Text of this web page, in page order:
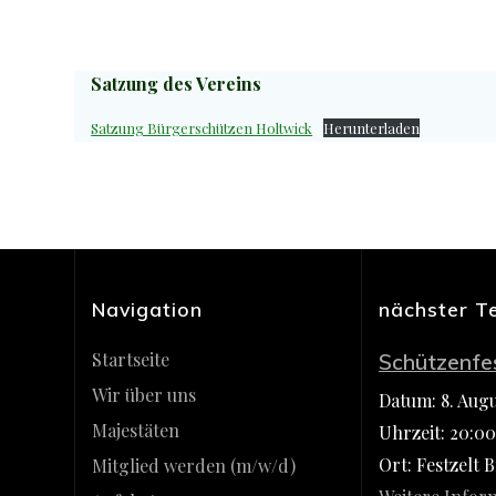
Satzung des Vereins
Satzung Bürgerschützen Holtwick Herunterladen
Navigation
Startseite
Wir über uns
Majestäten
Mitglied werden (m/w/d)
nächster
Datum: 8.
Uhrzeit: 20:00
Ort: Festzelt